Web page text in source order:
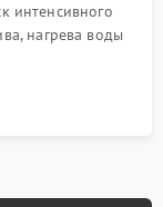
интенсивного
нагрева воды
шумов,
в поддоне.